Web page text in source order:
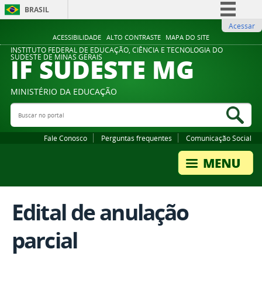
ACESSIBILIDADE ALTO CONTRASTE MAPA DO SITE
BRASIL
Comunica BR
Participe
Legislação
Acessar
INSTITUTO FEDERAL DE EDUCAÇÃO, CIÊNCIA E TECNOLOGIA DO
SUDESTE DE MINAS GERAIS
IF SUDESTE MG
MINISTÉRIO DA EDUCAÇÃO
Buscar no portal
Fale Conosco Perguntas frequentes Comunicação Social
Edital de anulação
parcial